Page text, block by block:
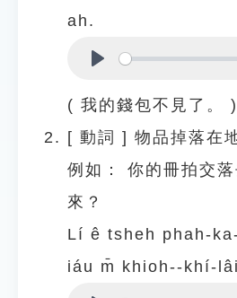
ah.
( 我的錢包不見了。 )
[ 動詞 ] 物品掉落在
例如：
你的冊拍交
來？
Lí ê tsheh phah-
iáu m̄ khioh--khí-